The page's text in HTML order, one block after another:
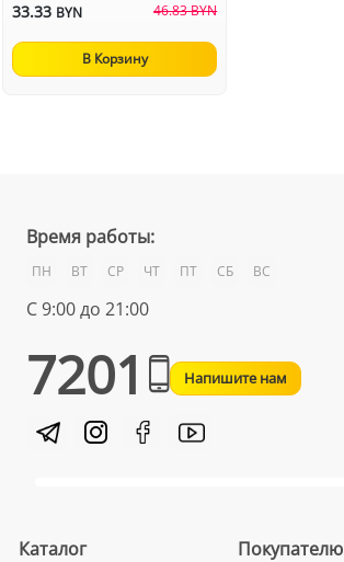
33.33 BYN 46.83 BYN
В Корзину
Время работы:
ПН ВТ СР ЧТ ПТ СБ ВС
С 9:00 до 21:00
7201 Напишите нам
Каталог Покупателю